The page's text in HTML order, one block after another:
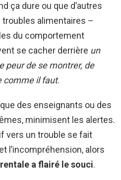
ça dure ou que d’autres
troubles alimentaires –
du comportement
se cacher derrière un
peur de se montrer, de
comme il faut.
des enseignants ou des
minimisent les alertes.
vers un trouble se fait
l’incompréhension, alors
a flairé le souci.